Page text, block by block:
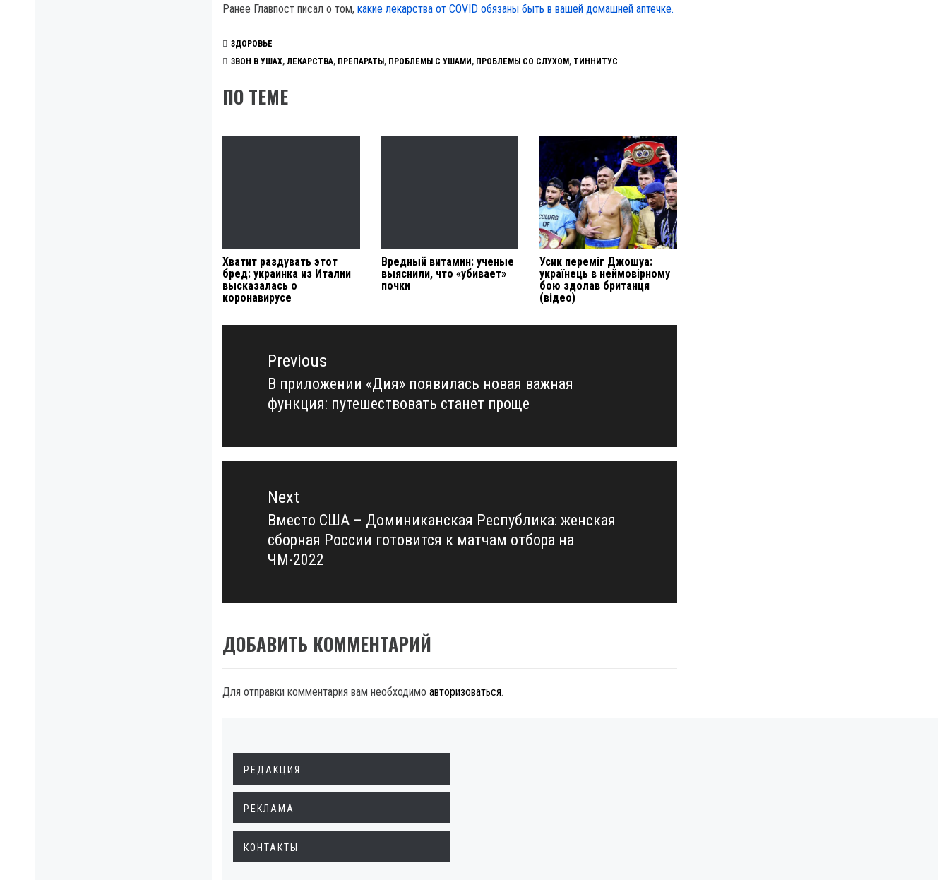
Ранее Главпост писал о том, какие лекарства от COVID обязаны быть в вашей домашней аптечке.
ЗДОРОВЬЕ
ЗВОН В УШАХ, ЛЕКАРСТВА, ПРЕПАРАТЫ , ПРОБЛЕМЫ С УШАМИ , ПРОБЛЕМЫ СО СЛУХОМ , ТИННИТУС
ПО ТЕМЕ
Хватит раздувать этот
бред: украинка из Италии
высказалась о
коронавирусе
Вредный витамин: ученые
выяснили, что «убивает»
почки
Усик переміг Джошуа:
українець в неймовірному
бою здолав британця
(відео)
Навигация
записямPrevious
Previous
post:
В приложении «Дия» появилась новая важная
функция: путешествовать станет проще
Next
Next
post:
Вместо США – Доминиканская Республика: женская
сборная России готовится к матчам отбора на
ЧМ-2022
ДОБАВИТЬ КОММЕНТАРИЙ
Для отправки комментария вам необходимо авторизоваться.
РЕДАКЦИЯ
РЕКЛАМА
КОНТАКТЫ